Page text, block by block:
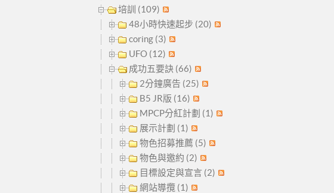
培訓 (109)
48小時快速起步 (20)
coring (3)
UFO (12)
成功五要訣 (66)
2分鐘廣告 (25)
B5 JR版 (16)
MPCP分紅計劃 (1)
展示計劃 (1)
物色招募推薦 (5)
物色與邀約 (2)
目標設定與宣言 (2)
網站導攬 (1)